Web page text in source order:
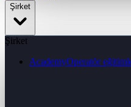
Şirket
Şirket
AcademyOperatör